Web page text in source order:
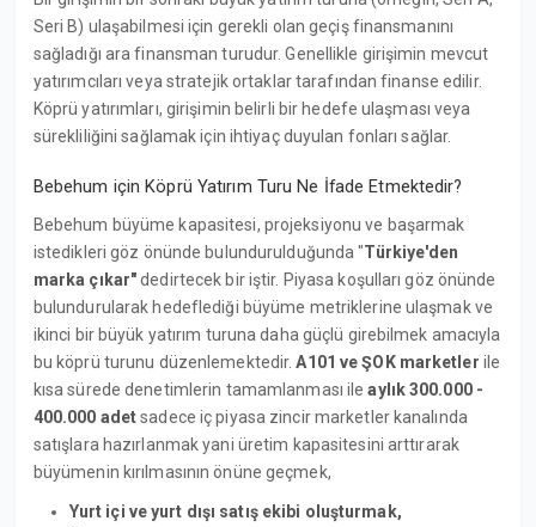
Seri B) ulaşabilmesi için gerekli olan geçiş finansmanını
sağladığı ara finansman turudur. Genellikle girişimin mevcut
yatırımcıları veya stratejik ortaklar tarafından finanse edilir.
Köprü yatırımları, girişimin belirli bir hedefe ulaşması veya
sürekliliğini sağlamak için ihtiyaç duyulan fonları sağlar.
Bebehum için Köprü Yatırım Turu Ne İfade Etmektedir?
Bebehum büyüme kapasitesi, projeksiyonu ve başarmak
istedikleri göz önünde bulundurulduğunda "Türkiye'den
marka çıkar"dedirtecek bir iştir. Piyasa koşulları göz önünde
bulundurularak hedeflediği büyüme metriklerine ulaşmak ve
ikinci bir büyük yatırım turuna daha güçlü girebilmek amacıyla
bu köprü turunu düzenlemektedir.A101 ve ŞOK marketler ile
kısa sürede denetimlerin tamamlanması ileaylık 300.000 -
400.000 adetsadece iç piyasa zincir marketler kanalında
satışlara hazırlanmak yani üretim kapasitesini arttırarak
büyümenin kırılmasının önüne geçmek,
Yurt içi ve yurt dışı satış ekibi oluşturmak,